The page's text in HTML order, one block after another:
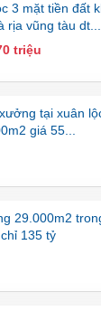
rịa vũng tàu dt...
triệu
giá 55...
135 tỷ